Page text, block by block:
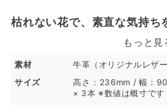
枯れない花で、素直な気持ち
もっと見
素材
牛革（オリジナルレザー
サイズ
高さ：236mm / 幅：
× 3本 ※数値は概寸です